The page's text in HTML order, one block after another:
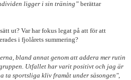
ligger i sin träning” berättar
ut? Var har fokus legat på att för att
i fjolårets summering?
bland annat genom att addera mer rutin
Utfallet har varit positivt och jag är
ta sportsliga kliv framåt under säsongen",